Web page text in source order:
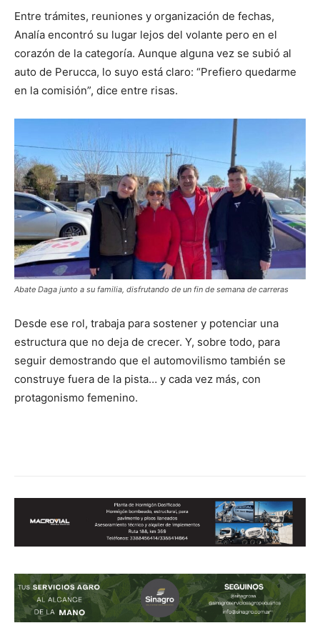
Entre trámites, reuniones y organización de fechas,
Analía encontró su lugar lejos del volante pero en el
corazón de la categoría. Aunque alguna vez se subió al
auto de Perucca, lo suyo está claro: “Prefiero quedarme
en la comisión”, dice entre risas.
Abate Daga junto a su familia, disfrutando de un fin de semana de carreras
Desde ese rol, trabaja para sostener y potenciar una
estructura que no deja de crecer. Y, sobre todo, para
seguir demostrando que el automovilismo también se
construye fuera de la pista… y cada vez más, con
protagonismo femenino.